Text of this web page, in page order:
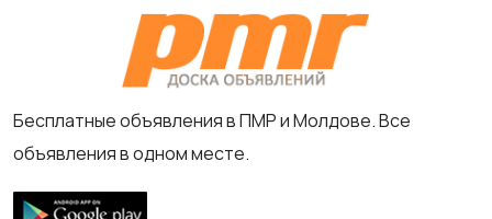
Бесплатные объявления в ПМР и Молдове. Все
объявления в одном месте.